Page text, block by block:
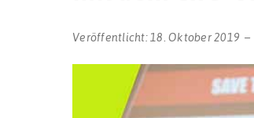
Veröffentlicht: 18. Oktober 2019